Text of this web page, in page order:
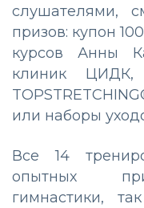
слушателями,
призов: купон
курсов Анны
клиник ЦИДК,
или наборы
Все 14
опытных
гимнастики,